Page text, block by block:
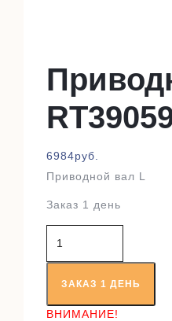
6984руб.
Приводной вал L
Заказ 1 день
товара
Приводной
валЗАКАЗ 1 ДЕНЬ
ВНИМАНИЕ!